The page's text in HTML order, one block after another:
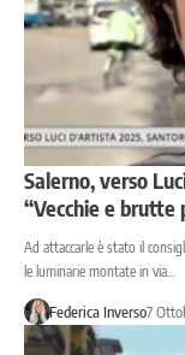
Salerno, verso
“Vecchie e brutte
Ad attaccarle è stato il
le luminarie montate in via…
Federica Inverso7